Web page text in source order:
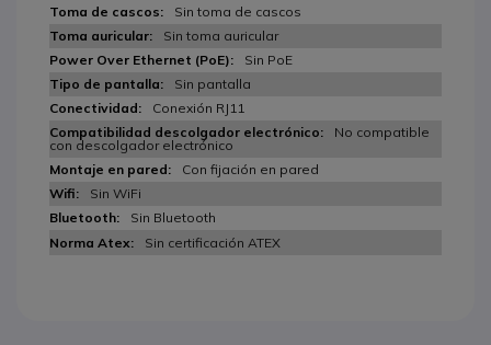
Sin toma de cascos
Sin toma auricular
Sin PoE
Sin pantalla
Conexión RJ11
No compatible
con descolgador electrónico
Con fijación en pared
Sin WiFi
Sin Bluetooth
Sin certificación ATEX